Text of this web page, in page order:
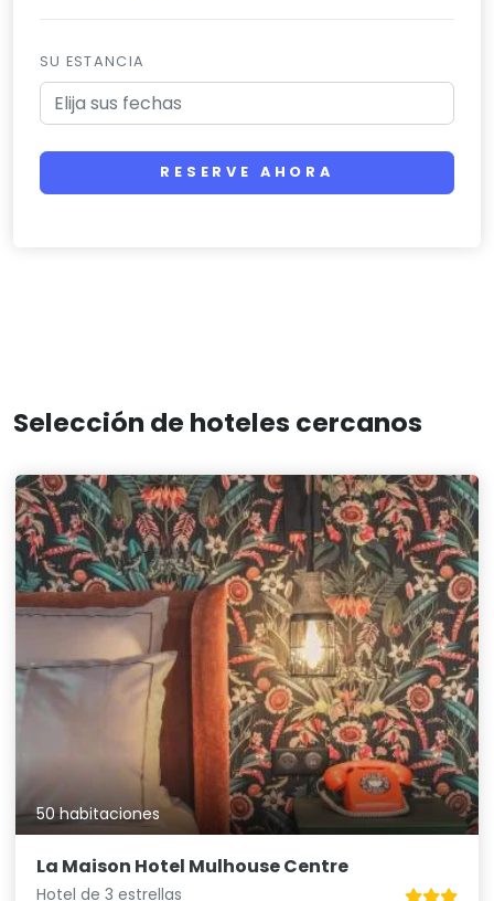
SU ESTANCIA
RESERVE AHORA
Selección de hoteles cercanos
50 habitaciones
La Maison Hotel Mulhouse Centre
Hotel de 3 estrellas